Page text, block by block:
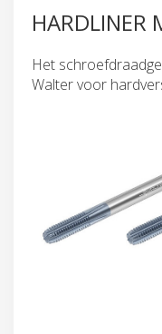
HARDLINER
Het
Walter voor